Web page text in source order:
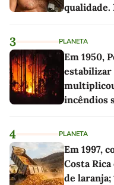
qualidade.
3 PLANETA
Em 1950,
estabilizar
incêndios
4 PLANETA
Em 1997,
Costa
de laranja;